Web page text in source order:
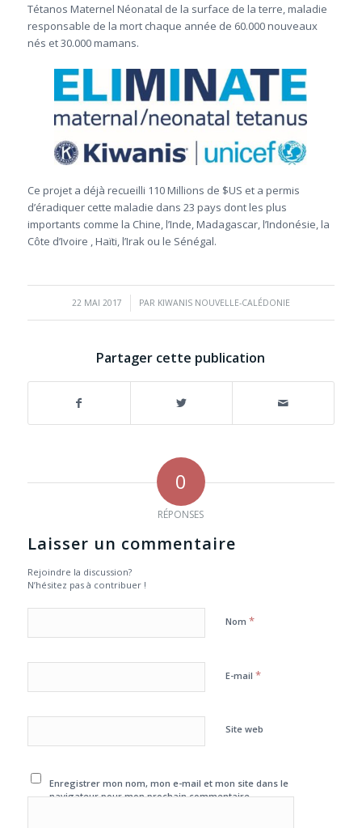
Tétanos Maternel Néonatal de la surface de la terre, maladie
responsable de la mort chaque année de 60.000 nouveaux
nés et 30.000 mamans.
Ce projet a déjà recueilli 110 Millions de $US et a permis
d’éradiquer cette maladie dans 23 pays dont les plus
importants comme la Chine, l’Inde, Madagascar, l’Indonésie, la
Côte d’Ivoire , Haïti, l’Irak ou le Sénégal.
22 MAI 2017
/ PAR KIWANIS NOUVELLE-CALÉDONIE
Partager cette publication
0
RÉPONSES
Laisser un commentaire
Rejoindre la discussion?
N’hésitez pas à contribuer !
Nom *
E-mail *
Site web
Enregistrer mon nom, mon e-mail et mon site dans le
navigateur pour mon prochain commentaire.